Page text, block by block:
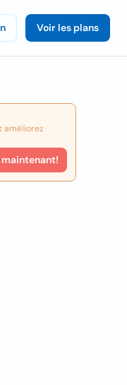
Voir les plans
améliorez